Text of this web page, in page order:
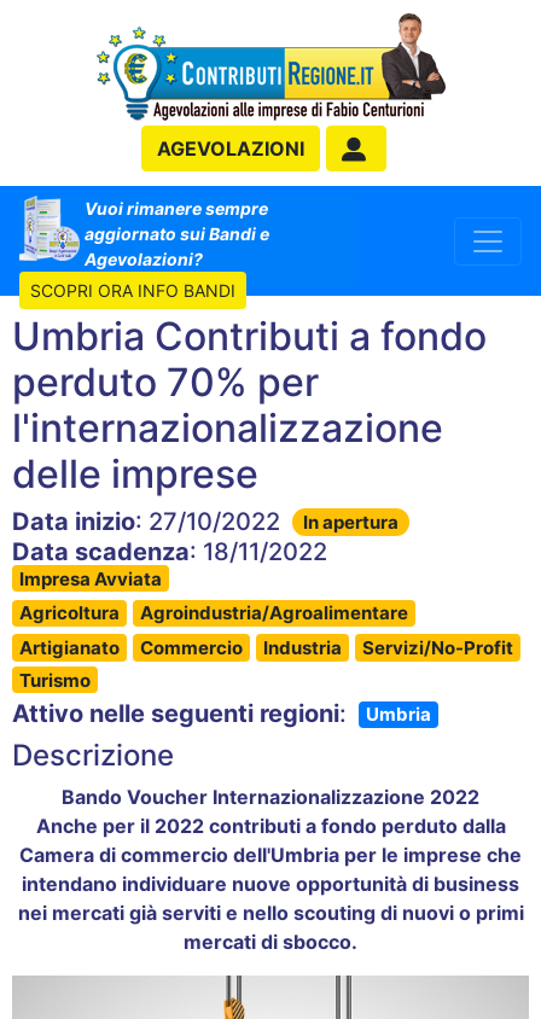
AGEVOLAZIONI
Vuoi rimanere sempre
aggiornato sui Bandi e
Agevolazioni?
SCOPRI ORA INFO BANDI
Umbria Contributi a fondo
perduto 70% per
l'internazionalizzazione
delle imprese
Data inizio: 27/10/2022 In apertura
Data scadenza: 18/11/2022
Impresa Avviata
Agricoltura
Agroindustria/Agroalimentare
Artigianato
Commercio Industria
Servizi/No-Profit
Turismo
Attivo nelle seguenti regioni: Umbria
Descrizione
Bando Voucher Internazionalizzazione 2022
Anche per il 2022 contributi a fondo perduto dalla
Camera di commercio dell'Umbria per le imprese che
intendano individuare nuove opportunità di business
nei mercati già serviti e nello scouting di nuovi o primi
mercati di sbocco.